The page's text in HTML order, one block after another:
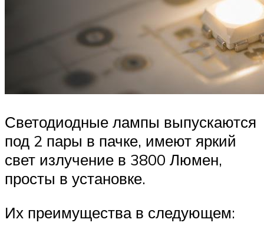
Светодиодные лампы выпускаются
под 2 пары в пачке, имеют яркий
свет излучение в 3800 Люмен,
просты в установке.
Их преимущества в следующем: